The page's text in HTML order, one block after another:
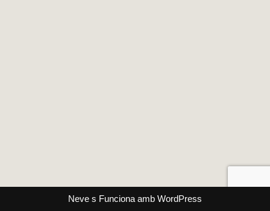
Neve s Funciona amb WordPress